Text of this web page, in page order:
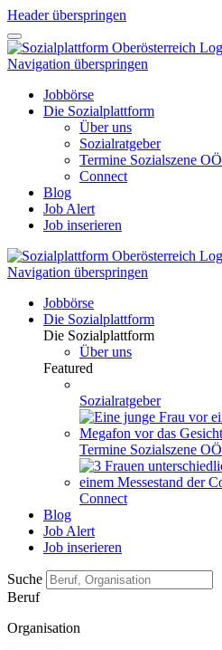
Header überspringen
Navigation überspringen
Jobbörse
Die Sozialplattform
Über uns
Sozialratgeber
Termine Sozialszene OÖ
Connect
Blog
Job Alert
Job inserieren
Navigation überspringen
Jobbörse
Die Sozialplattform
Die Sozialplattform
Über uns
Featured
Sozialratgeber
Termine Sozialszene OÖ
Connect
Blog
Job Alert
Job inserieren
Suche
Beruf
Organisation